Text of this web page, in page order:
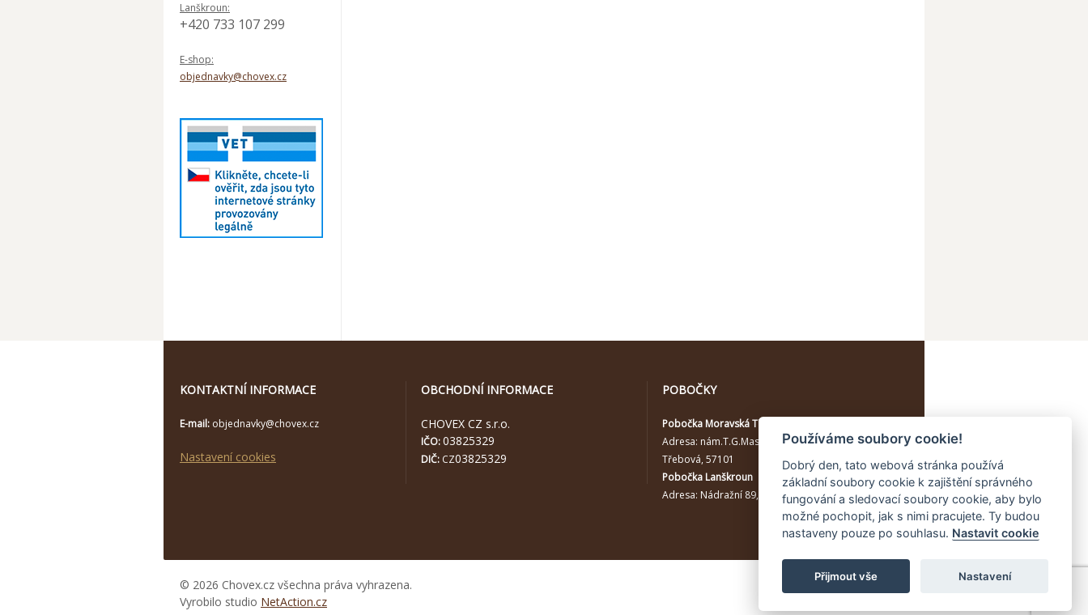
Lanškroun:
+420 733 107 299
E-shop:
objednavky@chovex.cz
KONTAKTNÍ INFORMACE
E-mail: objednavky@chovex.cz
Nastavení cookies
OBCHODNÍ INFORMACE
CHOVEX CZ s.r.o.
IČO:03825329
DIČ: CZ03825329
POBOČKY
Pobočka Moravská Třebová
Adresa: nám.T.G.Masaryka 114/10a, Moravská
Třebová, 57101
Pobočka Lanškroun
Adresa: Nádražní 89, Lanškroun, 56301
© 2026 Chovex.cz všechna práva vyhrazena.
Vyrobilo studio NetAction.cz
Používáme soubory cookie!
Dobrý den, tato webová stránka používá
základní soubory cookie k zajištění správného
fungování a sledovací soubory cookie, aby bylo
možné pochopit, jak s nimi pracujete. Ty budou
nastaveny pouze po souhlasu. Nastavit cookie
Přijmout vše Nastavení